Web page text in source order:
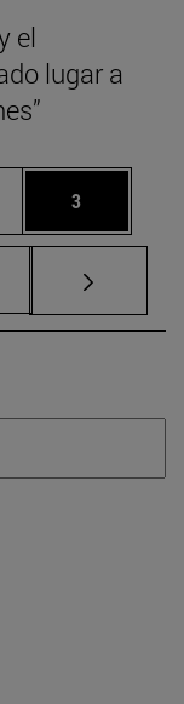
el
lugar a
Página
3
Use TAB para